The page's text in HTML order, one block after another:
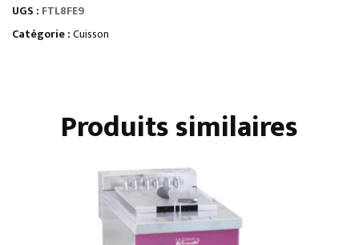
PLAQUE
À
UGS : FTL8FE9
Catégorie :Cuisson
Produits similaires